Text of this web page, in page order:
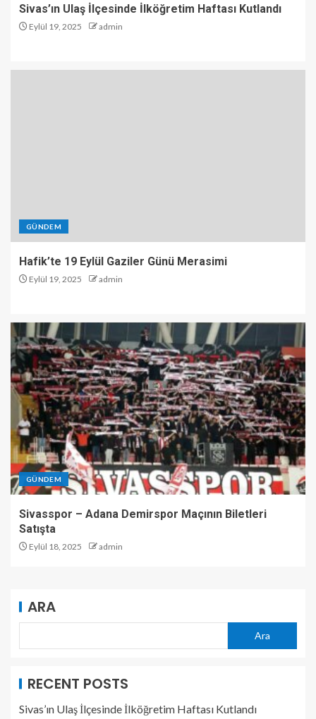
Sivas’ın Ulaş İlçesinde İlköğretim Haftası Kutlandı
Eylül 19, 2025 admin
GÜNDEM
Hafik’te 19 Eylül Gaziler Günü Merasimi
Eylül 19, 2025 admin
GÜNDEM
Sivasspor – Adana Demirspor Maçının Biletleri
Satışta
Eylül 18, 2025 admin
ARA
Ara
RECENT POSTS
Sivas’ın Ulaş İlçesinde İlköğretim Haftası Kutlandı